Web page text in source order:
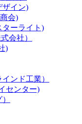
ザイン)
会)
ターライト)
会社）
)
ンド工業）
センター)